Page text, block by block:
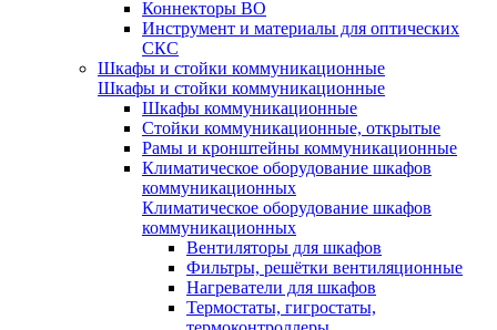
Коннекторы ВО
Инструмент и материалы для оптических
СКС
Шкафы и стойки коммуникационные
Шкафы и стойки коммуникационные
Шкафы коммуникационные
Стойки коммуникационные, открытые
Рамы и кронштейны коммуникационные
Климатическое оборудование шкафов
коммуникационных
Климатическое оборудование шкафов
коммуникационных
Вентиляторы для шкафов
Фильтры, решётки вентиляционные
Нагреватели для шкафов
Термостаты, гигростаты,